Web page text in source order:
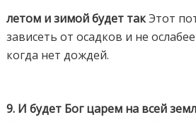
летом и зимой будет такЭтот
зависеть от осадков и не
когда нет дождей.
9. И будет Бог царем на всей